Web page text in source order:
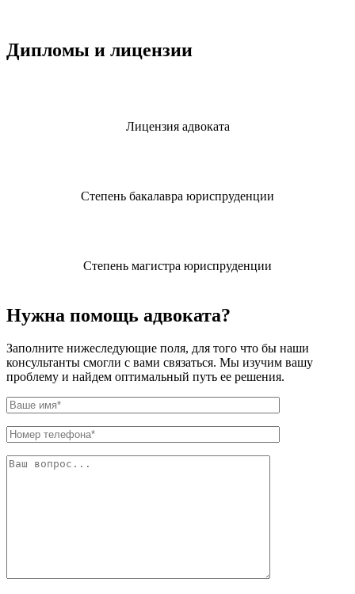
Дипломы и лицензии
Лицензия адвоката
Степень бакалавра юриспруденции
Степень магистра юриспруденции
Нужна помощь адвоката?
Заполните нижеследующие поля, для того что бы наши
консультанты смогли с вами связаться. Мы изучим вашу
проблему и найдем оптимальный путь ее решения.